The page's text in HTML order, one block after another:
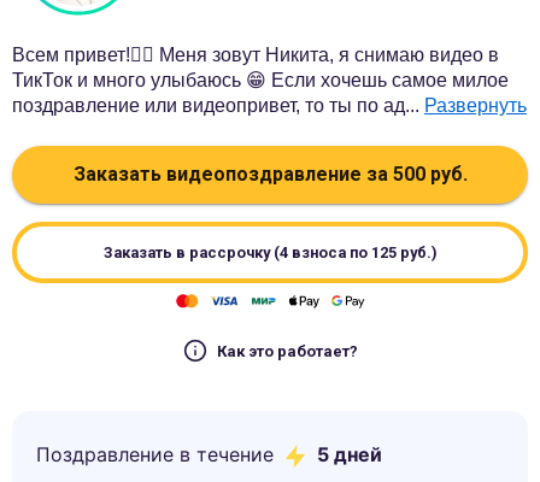
Всем привет!✌🏻 Меня зовут Никита, я снимаю видео в
ТикТок и много улыбаюсь 😁 Если хочешь самое милое
поздравление или видеопривет, то ты по ад... Развернуть
Заказать видеопоздравление за 500руб.
Заказать в рассрочку (4 взноса по 125руб.)
Как это работает?
Поздравление в течение 5 дней